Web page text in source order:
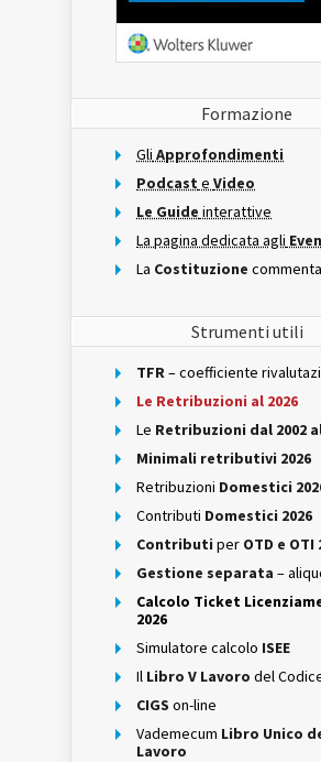
Formazione
Gli Approfondimenti
Podcast e Video
Le Guide interattive
La pagina dedicata agli
La Costituzione
Strumenti utili
TFR– coefficiente
Le Retribuzioni al 2026
Le Retribuzioni dal 2002
Minimali retributivi 2026
Retribuzioni Domestici
Contributi Domestici 2026
Contributi per OTD e OTI
Gestione separata –
Calcolo Ticket
2026
Simulatore calcolo ISEE
Il Libro V Lavoro del
CIGS on-line
Vademecum Libro Unico
Lavoro